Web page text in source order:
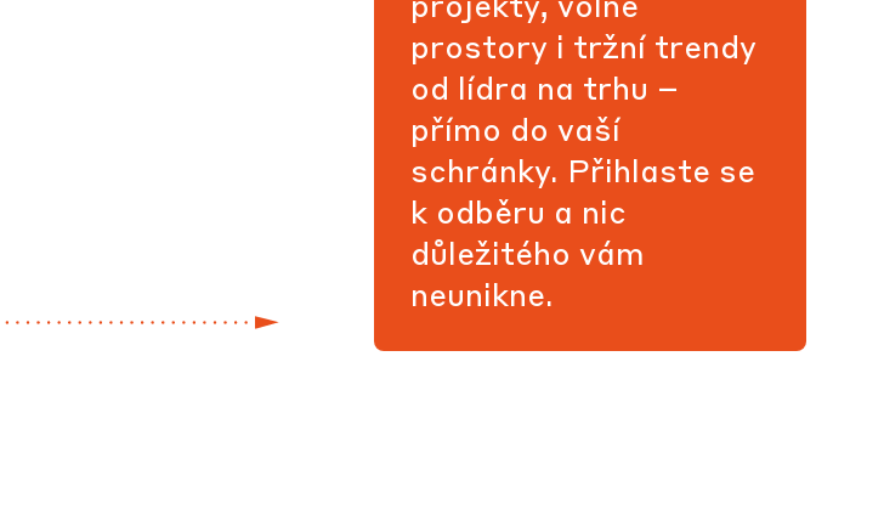
prostory i tržní trendy
od lídra na trhu –
přímo do vaší
schránky. Přihlaste se
k odběru a nic
důležitého vám
neunikne.